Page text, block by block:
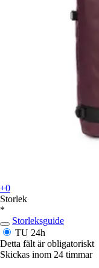
+0
Storlek
*
Storleksguide
TU 24h
Detta fält är obligatoriskt
Skickas inom 24 timmar